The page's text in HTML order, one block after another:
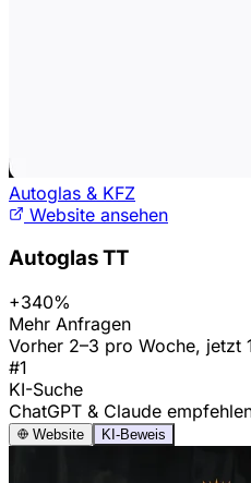
Autoglas & KFZ
Website ansehen
Autoglas TT
+340%
Mehr Anfragen
Vorher 2–3 pro Woche, jetzt
#1
KI-Suche
ChatGPT & Claude
Website KI-Beweis